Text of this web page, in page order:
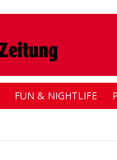
FUN & NIGHTLIFE